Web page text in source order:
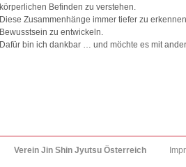
körperlichen Befinden zu verstehen.
Diese Zusammenhänge immer tiefer zu
Bewusstsein zu entwickeln.
Dafür bin ich dankbar … und möchte es mit
Verein Jin Shin Jyutsu Österreich